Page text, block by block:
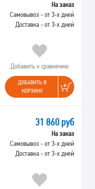
На заказ
Самовывоз - от 3-х дней
Доставка - от 3-х дней
Добавить к сравнению
ДОБАВИТЬ В
КОРЗИНУ
31 860 руб
На заказ
Самовывоз - от 3-х дней
Доставка - от 3-х дней